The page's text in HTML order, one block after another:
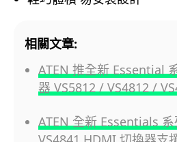
相關文章:
ATEN 推全新 Essential
器 VS5812 / VS4812 /
ATEN 全新 Essentials